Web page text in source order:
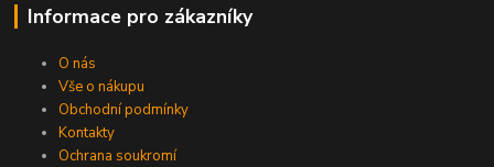
Informace pro zákazníky
O nás
Vše o nákupu
Obchodní podmínky
Kontakty
Ochrana soukromí